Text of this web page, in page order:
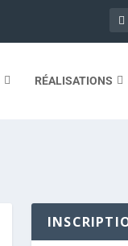
RÉALISATIONS